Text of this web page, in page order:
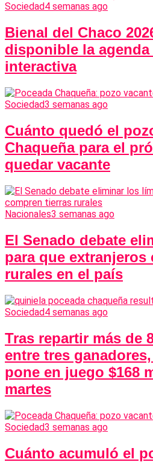
Sociedad4 semanas ago
Bienal del Chaco
disponible la
interactiva
Sociedad3 semanas ago
Cuánto quedó el
Chaqueña para el
quedar vacante
Nacionales3 semanas ago
El Senado debate
para que extranjeros
rurales en el país
Sociedad4 semanas ago
Tras repartir más de
entre tres
pone en juego $168
martes
Sociedad3 semanas ago
Cuánto acumuló el